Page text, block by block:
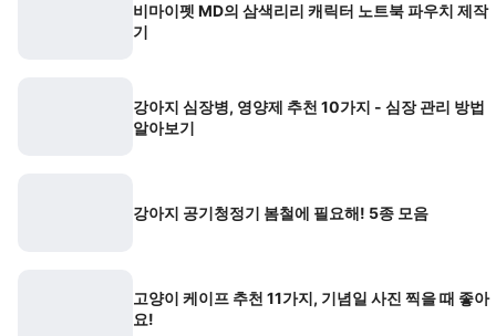
비마이펫 MD의 삼색리리 캐릭터 노트북 파우치 제작
기
강아지 심장병, 영양제 추천 10가지 - 심장 관리 방법
알아보기
강아지 공기청정기 봄철에 필요해! 5종 모음
고양이 케이프 추천 11가지, 기념일 사진 찍을 때 좋아
요!